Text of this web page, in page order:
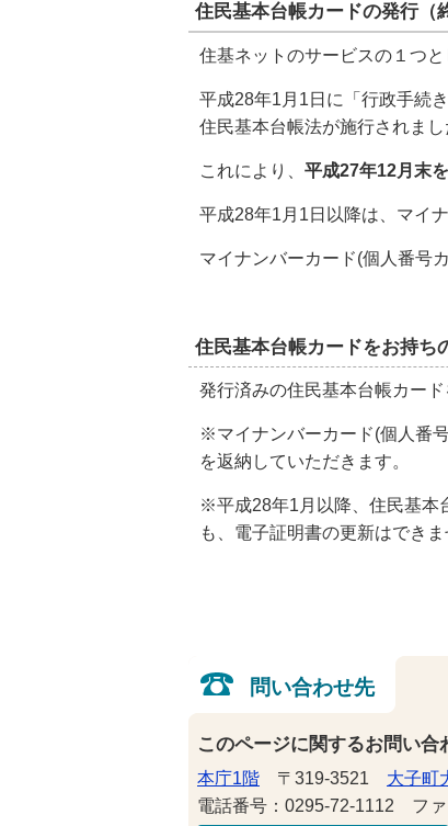
住民基本台帳カードの発行（
住基ネットのサービスの１つ
平成28年1月1日に「行政手続
住民基本台帳法が施行されまし
これにより、 平成27年12月末
平成28年1月1日以降は、マイ
マイナンバーカード(個人番号
住民基本台帳カードをお持ち
発行済みの住民基本台帳カー
※マイナンバーカード(個人番
を返納していただきます。
※平成28年1月以降、住民基本
も、電子証明書の更新はできま
問い合わせ先
このページに関するお問い合
本庁1階 〒319-3521 大子町
電話番号：0295-72-1112 フ